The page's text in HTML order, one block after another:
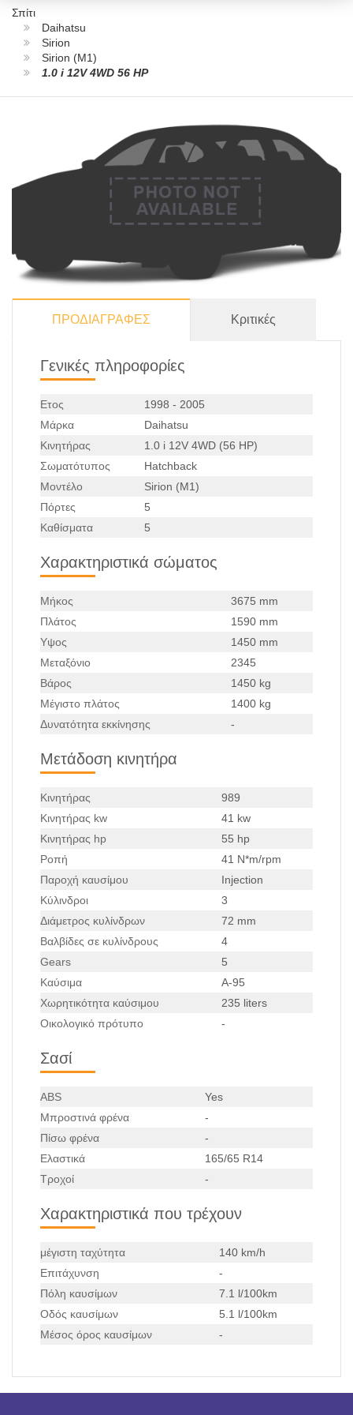
Σπίτι
Daihatsu
Sirion
Sirion (M1)
1.0 i 12V 4WD 56 HP
ΠΡΟΔΙΑΓΡΑΦΕΣ Κριτικές
Γενικές πληροφορίες
Ετος
1998 - 2005
Μάρκα
Daihatsu
Κινητήρας
1.0 i 12V 4WD (56 HP)
Σωματότυπος
Hatchback
Μοντέλο
Sirion (M1)
Πόρτες
5
Καθίσματα
5
Χαρακτηριστικά σώματος
Μήκος
3675 mm
Πλάτος
1590 mm
Υψος
1450 mm
Μεταξόνιο
2345
Βάρος
1450 kg
Μέγιστο πλάτος
1400 kg
Δυνατότητα εκκίνησης
-
Μετάδοση κινητήρα
Κινητήρας
989
Κινητήρας kw
41 kw
Κινητήρας hp
55 hp
Ροπή
41 N*m/rpm
Παροχή καυσίμου
Injection
Κύλινδροι
3
Διάμετρος κυλίνδρων
72 mm
Βαλβίδες σε κυλίνδρους
4
Gears
5
Καύσιμα
A-95
Χωρητικότητα καύσιμου
235 liters
Οικολογικό πρότυπο
-
Σασί
ABS
Yes
Μπροστινά φρένα
-
Πίσω φρένα
-
Ελαστικά
165/65 R14
Τροχοί
-
Χαρακτηριστικά που τρέχουν
μέγιστη ταχύτητα
140 km/h
Επιτάχυνση
-
Πόλη καυσίμων
7.1 l/100km
Οδός καυσίμων
5.1 l/100km
Μέσος όρος καυσίμων
-